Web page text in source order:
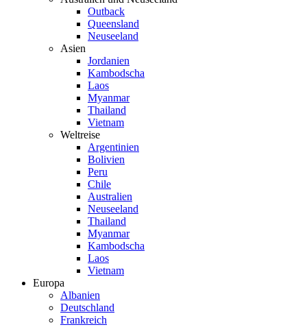
Outback
Queensland
Neuseeland
Asien
Jordanien
Kambodscha
Laos
Myanmar
Thailand
Vietnam
Weltreise
Argentinien
Bolivien
Peru
Chile
Australien
Neuseeland
Thailand
Myanmar
Kambodscha
Laos
Vietnam
Europa
Albanien
Deutschland
Frankreich